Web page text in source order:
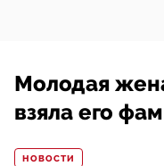
Молодая
взяла его
НОВОСТИ